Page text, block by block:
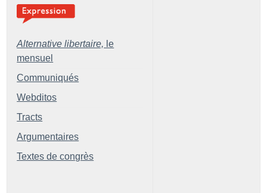
Alternative libertaire, le
mensuel
Communiqués
Webditos
Tracts
Argumentaires
Textes de congrès